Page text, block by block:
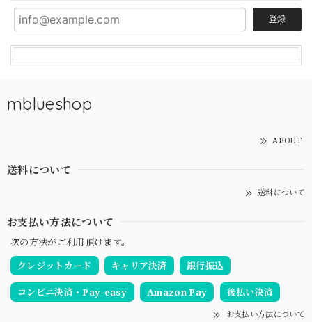
登録
mblueshop
ABOUT
送料について
送料について
お支払い方法について
次の方法がご利用頂けます。
クレジットカード
キャリア決済 銀行振込
コンビニ決済・Pay-easy Amazon Pay 後払い決済
お支払い方法について